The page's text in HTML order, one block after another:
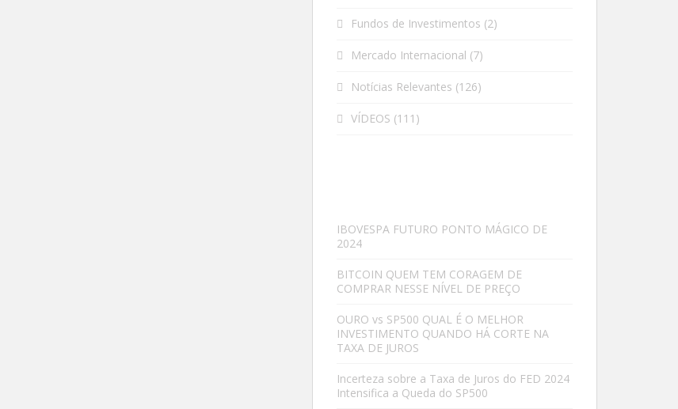
Fundos de Investimentos (2)
Mercado Internacional (7)
Notícias Relevantes (126)
VÍDEOS (111)
IBOVESPA FUTURO PONTO MÁGICO DE
2024
BITCOIN QUEM TEM CORAGEM DE
COMPRAR NESSE NÍVEL DE PREÇO
OURO vs SP500 QUAL É O MELHOR
INVESTIMENTO QUANDO HÁ CORTE NA
TAXA DE JUROS
Incerteza sobre a Taxa de Juros do FED 2024
Intensifica a Queda do SP500